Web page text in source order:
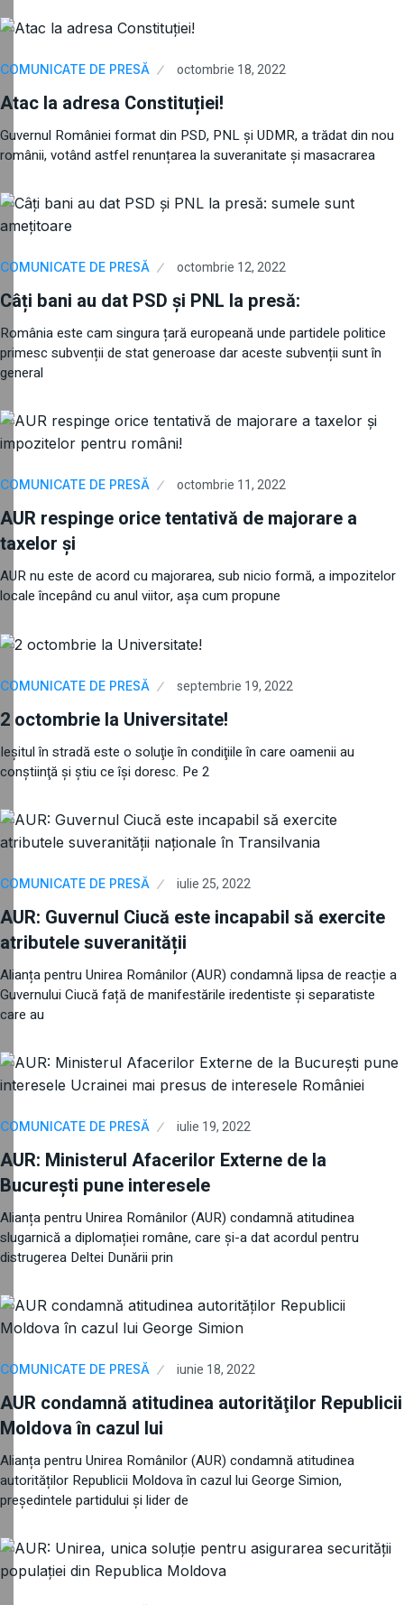
COMUNICATE DE PRESĂ octombrie 18, 2022
Atac la adresa Constituției!
Guvernul României format din PSD, PNL și UDMR, a trădat din nou
românii, votând astfel renunțarea la suveranitate și masacrarea
COMUNICATE DE PRESĂ octombrie 12, 2022
Câți bani au dat PSD și PNL la presă:
România este cam singura țară europeană unde partidele politice
primesc subvenții de stat generoase dar aceste subvenții sunt în
general
COMUNICATE DE PRESĂ octombrie 11, 2022
AUR respinge orice tentativă de majorare a
taxelor și
AUR nu este de acord cu majorarea, sub nicio formă, a impozitelor
locale începând cu anul viitor, așa cum propune
COMUNICATE DE PRESĂ septembrie 19, 2022
2 octombrie la Universitate!
Ieşitul în stradă este o soluţie în condiţiile în care oamenii au
conştiinţă şi știu ce își doresc. Pe 2
COMUNICATE DE PRESĂ iulie 25, 2022
AUR: Guvernul Ciucă este incapabil să exercite
atributele suveranității
Alianța pentru Unirea Românilor (AUR) condamnă lipsa de reacție a
Guvernului Ciucă față de manifestările iredentiste și separatiste
care au
COMUNICATE DE PRESĂ iulie 19, 2022
AUR: Ministerul Afacerilor Externe de la
București pune interesele
Alianța pentru Unirea Românilor (AUR) condamnă atitudinea
slugarnică a diplomației române, care și-a dat acordul pentru
distrugerea Deltei Dunării prin
COMUNICATE DE PRESĂ iunie 18, 2022
AUR condamnă atitudinea autorităţilor Republicii
Moldova în cazul lui
Alianța pentru Unirea Românilor (AUR) condamnă atitudinea
autorităților Republicii Moldova în cazul lui George Simion,
președintele partidului și lider de